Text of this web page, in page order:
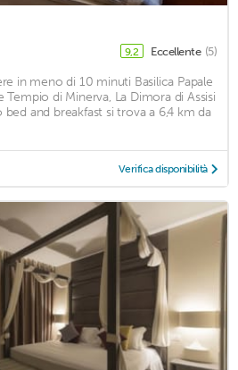
9,2 Eccellente (5)
in meno di 10 minuti Basilica Papale
Tempio di Minerva, La Dimora di Assisi
and breakfast si trova a 6,4 km da
Verifica disponibilità